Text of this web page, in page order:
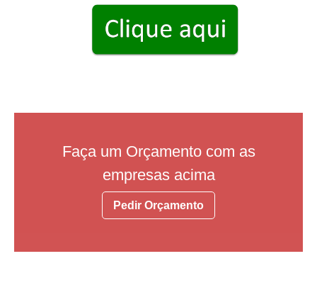
Faça um Orçamento com as
empresas acima
Pedir Orçamento